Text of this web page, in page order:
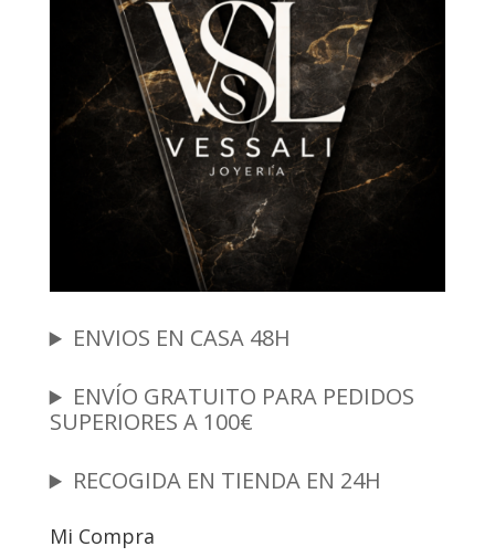
ENVIOS EN CASA 48H
ENVÍO GRATUITO PARA PEDIDOS
SUPERIORES A 100€
RECOGIDA EN TIENDA EN 24H
Mi Compra